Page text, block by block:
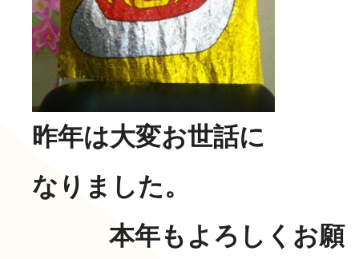
昨年は大変お世話に
なりました。
本年もよろしくお願
グループホーム 長寿
長寿の里在宅介護支援セ
通所リハビリテーション
一覧
その他